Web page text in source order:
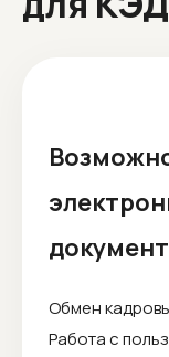
Обмен
Работа с